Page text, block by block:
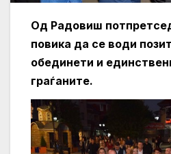
Од Радовиш
повика да се води
обединети и
граѓаните.